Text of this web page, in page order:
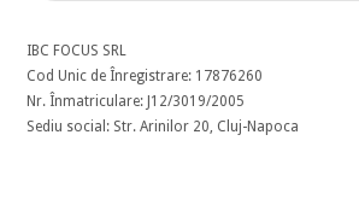
IBC FOCUS SRL
Cod Unic de Înregistrare: 17876260
Nr. Înmatriculare: J12/3019/2005
Sediu social: Str. Arinilor 20, Cluj-Napoca